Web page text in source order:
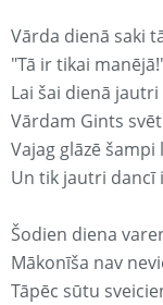
Vārda dienā saki
"Tā ir tikai
Lai šai dienā jautri
Vārdam Gints
Vajag glāzē šampi
Un tik jautri dancī
Šodien diena
Mākonīša nav
Tāpēc sūtu